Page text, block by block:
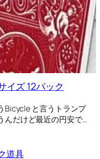
イズ 12パック
Bicycle と言うトランプ
んだけど最近の円安で…
道具